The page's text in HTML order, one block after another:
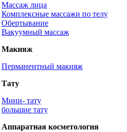
Массаж лица
Комплексные массажи по телу
Обертывание
Вакуумный массаж
Макияж
Перманентный макияж
Тату
Мини- тату
большие тату
Аппаратная косметология